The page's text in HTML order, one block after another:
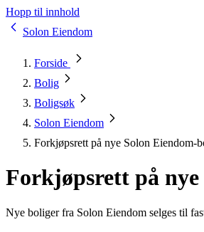
Hopp til innhold
Solon Eiendom
Forside
Bolig
Boligsøk
Solon Eiendom
Forkjøpsrett på nye Solon Eiendom-
Forkjøpsrett på
Nye boliger fra Solon Eiendom selges til